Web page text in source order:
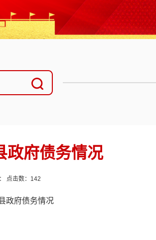
政府债务情况
点击数： 142
政府债务情况